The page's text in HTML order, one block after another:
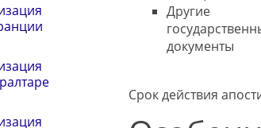
Другие
документы
Срок действия